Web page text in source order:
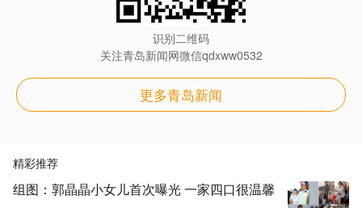
识别二维码
关注青岛新闻网微信qdxww0532
更多青岛新闻
精彩推荐
组图：郭晶晶小女儿首次曝光 一家四口很温馨